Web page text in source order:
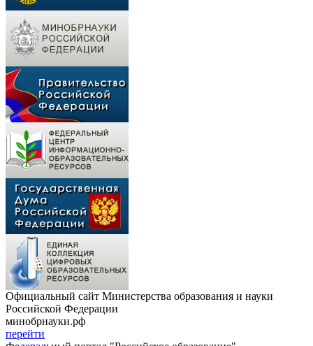
Официальный сайт Министерства образования и науки
Российской Федерации
минобрнауки.рф
перейти